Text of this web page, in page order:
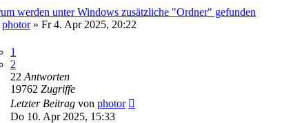
werden unter Windows zusätzliche "Ordner" gefunden
photor» Fr 4. Apr 2025, 20:22
1
2
22 Antworten
19762 Zugriffe
Letzter Beitrag von photor
Do 10. Apr 2025, 15:33